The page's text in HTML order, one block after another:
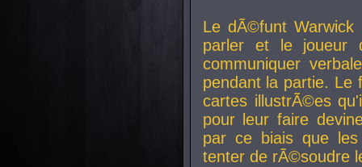
Le dÃ©funt Warwick
parler et le joueur
communiquer
pendant la partie. Le
cartes illustrÃ©es
pour leur faire
par ce biais que
tenter de rÃ©soudre